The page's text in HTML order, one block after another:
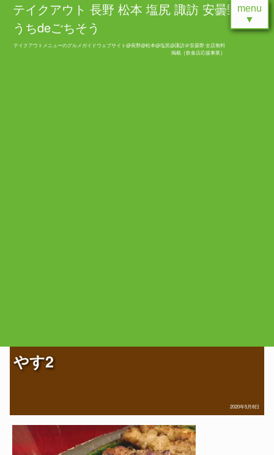
テイクアウト 長野 松本 塩尻 諏訪 安曇野 お
うちdeごちそう
テイクアウトメニューのグルメガイドウェブサイト@長野@松本@塩尻@諏訪＠安曇野 全店無料
掲載［飲食店応援事業］
menu
▼
やす2
2020年5月8日